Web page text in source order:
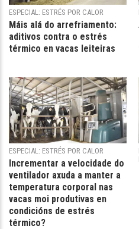
ESPECIAL: ESTRÉS POR CALOR
Máis alá do arrefriamento:
aditivos contra o estrés
térmico en vacas leiteiras
ESPECIAL: ESTRÉS POR CALOR
Incrementar a velocidade do
ventilador axuda a manter a
temperatura corporal nas
vacas moi produtivas en
condicións de estrés
térmico?